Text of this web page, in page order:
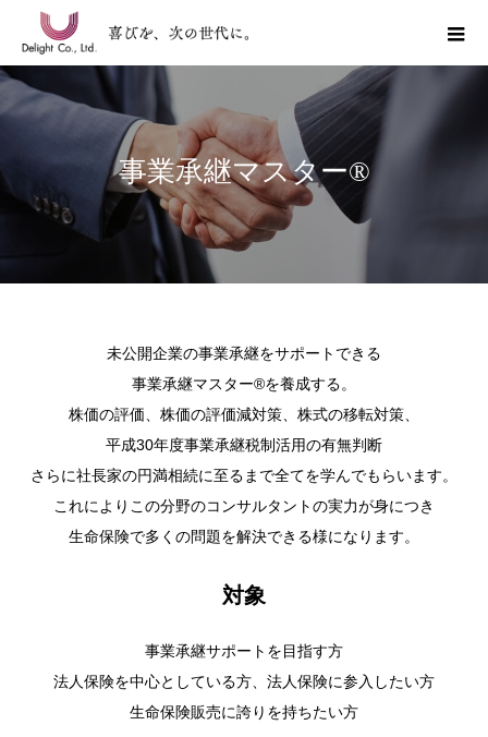
事業承継マスター®
未公開企業の事業承継をサポートできる
事業承継マスター®を養成する。
株価の評価、株価の評価減対策、株式の移転対策、
平成30年度事業承継税制活用の有無判断
さらに社長家の円満相続に至るまで全てを学んでもらいます。
これによりこの分野のコンサルタントの実力が身につき
生命保険で多くの問題を解決できる様になります。
対象
事業承継サポートを目指す方
法人保険を中心としている方、法人保険に参入したい方
生命保険販売に誇りを持ちたい方